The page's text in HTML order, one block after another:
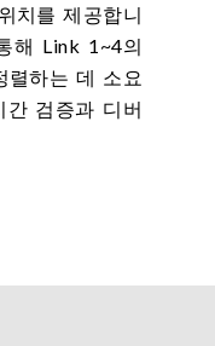
치를 제공합니
해 Link 1~4의
렬하는 데 소요
간 검증과 디버